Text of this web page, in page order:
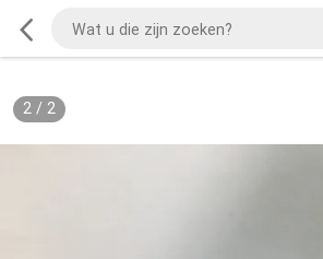
2/ 2